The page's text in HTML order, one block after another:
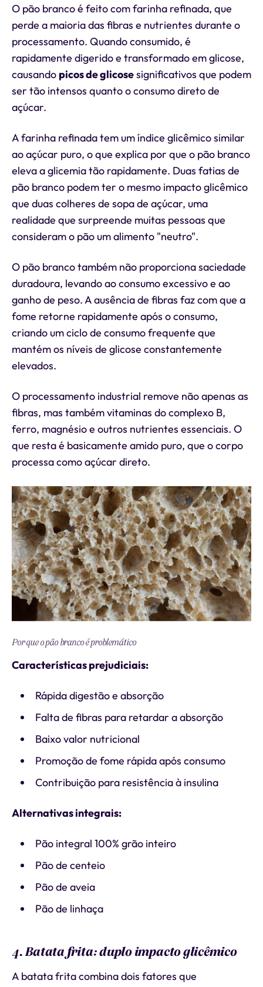
O pão branco é feito com farinha refinada, que
perde a maioria das fibras e nutrientes durante o
processamento. Quando consumido, é
rapidamente digerido e transformado em glicose,
causando picos de glicosesignificativos que podem
ser tão intensos quanto o consumo direto de
açúcar.
A farinha refinada tem um índice glicêmico similar
ao açúcar puro, o que explica por que o pão branco
eleva a glicemia tão rapidamente. Duas fatias de
pão branco podem ter o mesmo impacto glicêmico
que duas colheres de sopa de açúcar, uma
realidade que surpreende muitas pessoas que
consideram o pão um alimento "neutro".
O pão branco também não proporciona saciedade
duradoura, levando ao consumo excessivo e ao
ganho de peso. A ausência de fibras faz com que a
fome retorne rapidamente após o consumo,
criando um ciclo de consumo frequente que
mantém os níveis de glicose constantemente
elevados.
O processamento industrial remove não apenas as
fibras, mas também vitaminas do complexo B,
ferro, magnésio e outros nutrientes essenciais. O
que resta é basicamente amido puro, que o corpo
processa como açúcar direto.
Por que o pão branco é problemático
Características prejudiciais:
Rápida digestão e absorção
Falta de fibras para retardar a absorção
Baixo valor nutricional
Promoção de fome rápida após consumo
Contribuição para resistência à insulina
Alternativas integrais:
Pão integral 100% grão inteiro
Pão de centeio
Pão de aveia
Pão de linhaça
4. Batata frita: duplo impacto glicêmico
A batata frita combina dois fatores que